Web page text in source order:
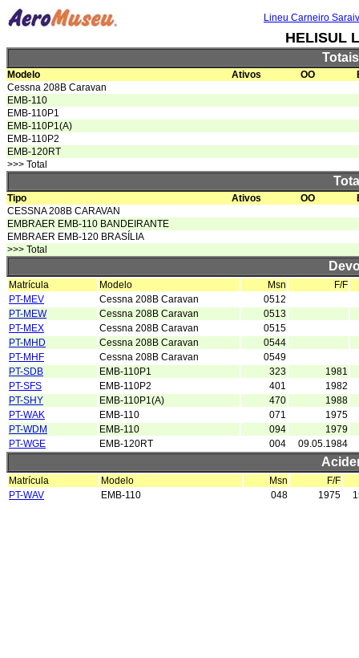
Lineu Carneiro
HELISUL
Modelo Ativos OO
Cessna 208B Caravan
EMB-110
EMB-110P1
EMB-110P1(A)
EMB-110P2
EMB-120RT
>>> Total
Tipo Ativos OO
CESSNA 208B CARAVAN
EMBRAER EMB-110 BANDEIRANTE
EMBRAER EMB-120 BRASÍLIA
>>> Total
Matrícula Modelo Msn
F/F
PT-MEV
Cessna 208B Caravan
0512
PT-MEW
Cessna 208B Caravan
0513
PT-MEX
Cessna 208B Caravan
0515
PT-MHD
Cessna 208B Caravan
0544
PT-MHF
Cessna 208B Caravan
0549
PT-SDB
EMB-110P1 323
1981
PT-SFS
EMB-110P2 401
1982
PT-SHY
EMB-110P1(A) 470
1988
PT-WAK
EMB-110 071
1975
PT-WDM
EMB-110 094
1979
PT-WGE
EMB-120RT 004 09.05.1984
Matrícula Modelo Msn
F/F
PT-WAV
EMB-110 048 1975